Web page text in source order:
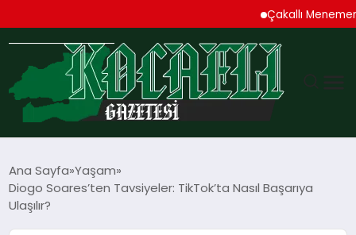
Çakallı Menemeni
TEKNOLOJI
Ana Sayfa Yaşam
Diogo Soares’ten Tavsiyeler: TikTok’ta Nasıl Başarıya
Ulaşılır?